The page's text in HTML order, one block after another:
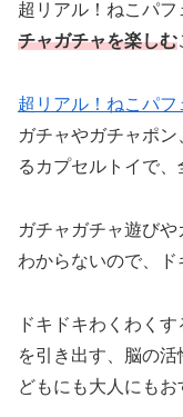
超リアル！ねこパフ
チャガチャを楽しむ
超リアル！ねこパ
ガチャやガチャポ
るカプセルトイで、
ガチャガチャ遊び
わからないので、ド
ドキドキわくわく
を引き出す、脳の
どもにも大人にもお